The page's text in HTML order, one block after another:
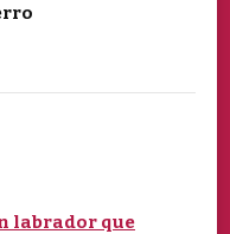
labrador que